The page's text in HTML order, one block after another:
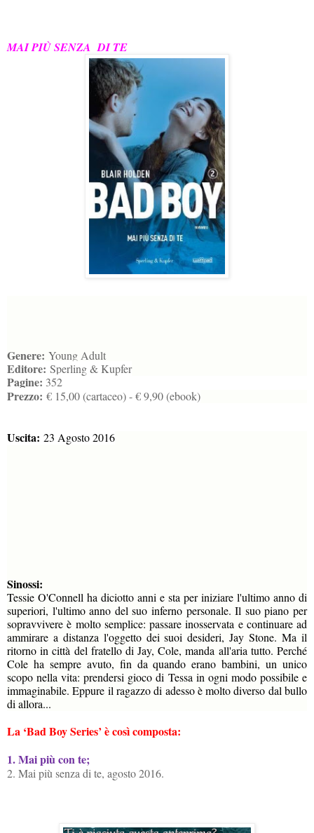
MAI PIÙ SENZA DI TE
Genere: Young Adult
Editore: Sperling & Kupfer
Pagine: 352
Prezzo: € 15,00 (cartaceo) - € 9,90 (ebook)
Uscita: 23 Agosto 2016
Sinossi:
Tessie O'Connell ha diciotto anni e sta per iniziare l'ultimo anno di
superiori, l'ultimo anno del suo inferno personale. Il suo piano per
sopravvivere è molto semplice: passare inosservata e continuare ad
ammirare a distanza l'oggetto dei suoi desideri, Jay Stone. Ma il
ritorno in città del fratello di Jay, Cole, manda all'aria tutto. Perché
Cole ha sempre avuto, fin da quando erano bambini, un unico
scopo nella vita: prendersi gioco di Tessa in ogni modo possibile e
immaginabile. Eppure il ragazzo di adesso è molto diverso dal bullo
di allora...
La ‘Bad Boy Series’ è così composta:
1. Mai più con te;
2. Mai più senza di te, agosto 2016.